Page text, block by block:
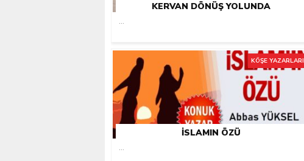
KERVAN DÖNÜŞ YOLUNDA
...
KÖŞE YAZARLARI
İSLAMIN ÖZÜ
...